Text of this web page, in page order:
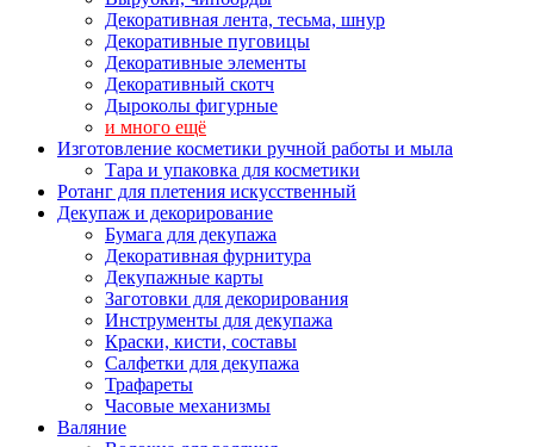
Декоративная лента, тесьма, шнур
Декоративные пуговицы
Декоративные элементы
Декоративный скотч
Дыроколы фигурные
и много ещё
Изготовление косметики ручной работы и мыла
Тара и упаковка для косметики
Ротанг для плетения искусственный
Декупаж и декорирование
Бумага для декупажа
Декоративная фурнитура
Декупажные карты
Заготовки для декорирования
Инструменты для декупажа
Краски, кисти, составы
Салфетки для декупажа
Трафареты
Часовые механизмы
Валяние